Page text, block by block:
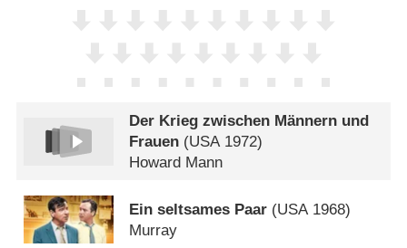
Der Krieg zwischen Männern und
Frauen (USA 1972)
Howard Mann
Ein seltsames Paar (USA 1968)
Murray